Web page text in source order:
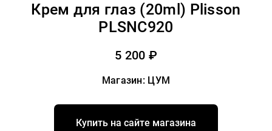
Крем для глаз (20ml) Plisson
PLSNC920
5 200 ₽
Магазин: ЦУМ
Купить на сайте магазина